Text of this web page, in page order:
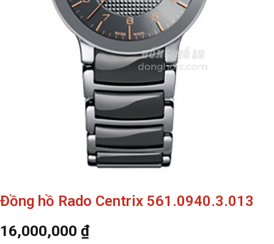
Đồng hồ Rado Centrix 561.0940.3.013
16,000,000 ₫